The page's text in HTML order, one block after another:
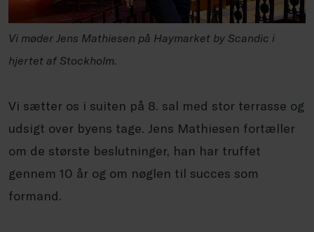
Vi møder Jens Mathiesen på Haymarket by Scandic i
hjertet af Stockholm.
Vi sætter os i suiten på 8. sal med stor terrasse og
udsigt over byens tage. Jens Mathiesen fortæller
om de største beslutninger, han har truffet
gennem 10 år og om nøglen til succes som
formand.